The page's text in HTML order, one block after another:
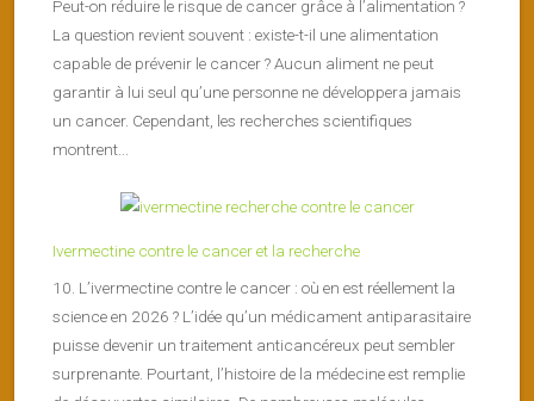
Peut-on réduire le risque de cancer grâce à l’alimentation ?
La question revient souvent : existe-t-il une alimentation
capable de prévenir le cancer ? Aucun aliment ne peut
garantir à lui seul qu’une personne ne développera jamais
un cancer. Cependant, les recherches scientifiques
montrent...
Ivermectine contre le cancer et la recherche
10. L’ivermectine contre le cancer : où en est réellement la
science en 2026 ? L’idée qu’un médicament antiparasitaire
puisse devenir un traitement anticancéreux peut sembler
surprenante. Pourtant, l’histoire de la médecine est remplie